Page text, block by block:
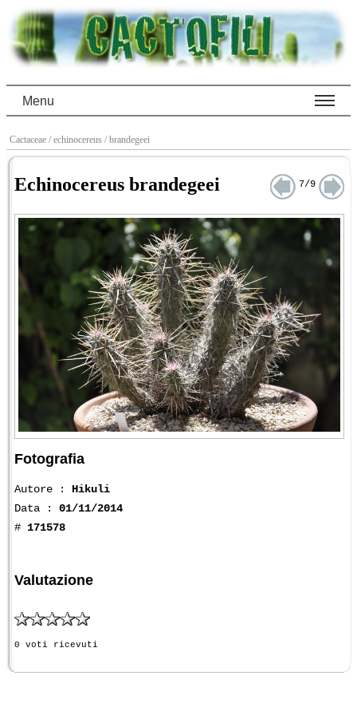
Menu
Cactaceae / echinocereus / brandegeei
Echinocereus brandegeei 7/9
Fotografia
Autore : Hikuli
Data : 01/11/2014
# 171578
Valutazione
0 voti ricevuti